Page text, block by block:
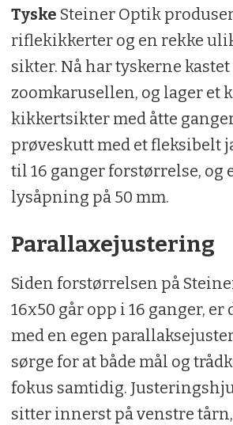
Tyske Steiner Optik
riflekikkerter og en rekke
sikter. Nå har tyskerne kastet
zoomkarusellen, og lager et
kikkertsikter med åtte
prøveskutt med et fleksibelt
til 16 ganger forstørrelse, og
lysåpning på 50 mm.
Parallaxejustering
Siden forstørrelsen på
16x50 går opp i 16 ganger,
med en egen
sørge for at både mål og
fokus samtidig.
sitter innerst på venstre